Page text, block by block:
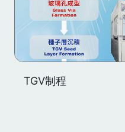
TGV制程